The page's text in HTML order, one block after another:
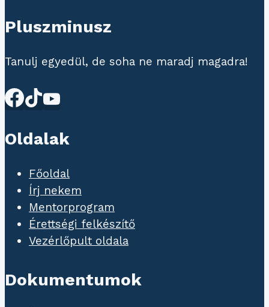
Pluszminusz
Tanulj egyedül, de soha ne maradj magadra!
Oldalak
Főoldal
Írj nekem
Mentorprogram
Érettségi felkészítő
Vezérlőpult oldala
Dokumentumok